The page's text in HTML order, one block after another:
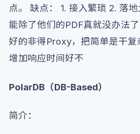
点。 缺点： 1. 接入繁琐 2. 落
能除了他们的PDF真就没办法
好的非得Proxy，把简单是干复
增加响应时间好不
PolarDB（DB-Based）
简介：